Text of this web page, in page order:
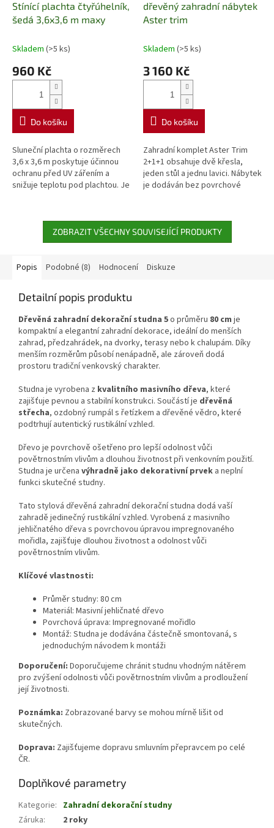
R
M
A
Stínící plachta čtyřúhelník,
šedá 3,6x3,6 m maxy
Skladem (>5 ks)
960 Kč
Do košíku
Sluneční plachta o rozměrech
3,6 x 3,6 m poskytuje účinnou
ochranu před UV zářením a
snižuje teplotu pod plachtou. Je
dřevěný zahradní nábytek
Aster trim
Skladem (>5 ks)
3 160 Kč
Do košíku
Zahradní komplet Aster Trim
2+1+1 obsahuje dvě křesla,
jeden stůl a jednu lavici. Nábytek
je dodáván bez povrchové
ZOBRAZIT VŠECHNY SOUVISEJÍCÍ PRODUKTY
Popis Podobné (8) Hodnocení Diskuze
Detailní popis produktu
Dřevěná zahradní dekorační studna 5o průměru 80 cm je
kompaktní a elegantní zahradní dekorace, ideální do menších
zahrad, předzahrádek, na dvorky, terasy nebo k chalupám. Díky
menším rozměrům působí nenápadně, ale zároveň dodá
prostoru tradiční venkovský charakter.
Studna je vyrobena z kvalitního masivního dřeva, které
zajišťuje pevnou a stabilní konstrukci. Součástí je dřevěná
střecha, ozdobný rumpál s řetízkem a dřevěné vědro, které
podtrhují autentický rustikální vzhled.
Dřevo je povrchově ošetřeno pro lepší odolnost vůči
povětrnostním vlivům a dlouhou životnost při venkovním použití.
Studna je určena výhradně jako dekorativní prvek a neplní
funkci skutečné studny.
Tato stylová dřevěná zahradní dekorační studna dodá vaší
zahradě jedinečný rustikální vzhled. Vyrobená z masivního
jehličnatého dřeva s povrchovou úpravou impregnovaného
mořidla, zajišťuje dlouhou životnost a odolnost vůči
povětrnostním vlivům.
Klíčové vlastnosti:
Průměr studny: 80 cm
Materiál: Masivní jehličnaté dřevo
Povrchová úprava: Impregnované mořidlo
Montáž: Studna je dodávána částečně smontovaná, s
jednoduchým návodem k montáži
Doporučení: Doporučujeme chránit studnu vhodným nátěrem
pro zvýšení odolnosti vůči povětrnostním vlivům a prodloužení
její životnosti.
Poznámka: Zobrazované barvy se mohou mírně lišit od
skutečných.
Doprava: Zajišťujeme dopravu smluvním přepravcem po celé
ČR.
Doplňkové parametry
Kategorie: Zahradní dekorační studny
Záruka:
2 roky